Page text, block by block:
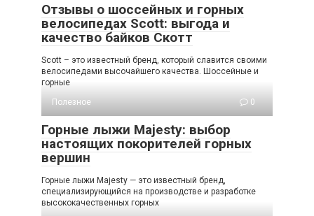
Отзывы о шоссейных и горных
велосипедах Scott: выгода и
качество байков Скотт
Scott – это известный бренд, который славится своими
велосипедами высочайшего качества. Шоссейные и
горные
Полезное
0
Горные лыжи Majesty: выбор
настоящих покорителей горных
вершин
Горные лыжи Majesty — это известный бренд,
специализирующийся на производстве и разработке
высококачественных горных